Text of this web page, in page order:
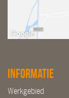
Informatie
Werkgebied